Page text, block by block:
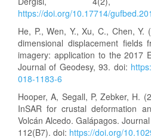
https://doi.org/10.17714/
He, P., Wen, Y., Xu, C., Chen, Y.
dimensional displacement fields
imagery: application to the 2017
Journal of Geodesy, 93. doi:
018-1183-6
Hooper, A, Segall, P, Zebker, H.
InSAR for crustal deformation
Volcán Alcedo. Galápagos.
112(B7). doi: https://doi.org/